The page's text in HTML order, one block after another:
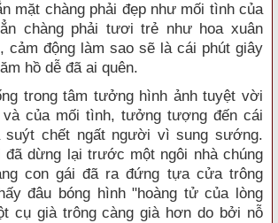
mặt chàng phải đẹp như mối tình của
chàng phải tươi trẻ như hoa xuân
cảm động làm sao sẽ là cái phút giây
hồ dễ đã ai quên.
trong tâm tưởng hình ảnh tuyệt vời
của mối tình, tưởng tượng đến cái
suýt chết ngất người vì sung sướng.
đã dừng lại trước một ngôi nhà chúng
con gái đã ra đứng tựa cửa trông
đâu bóng hình "hoàng tử của lòng
cụ già trông càng già hơn do bởi nỗ